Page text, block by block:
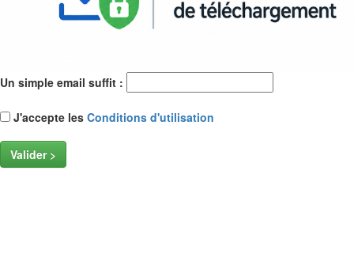
Un simple email suffit :
J'accepte les Conditions d'utilisation
Valider >